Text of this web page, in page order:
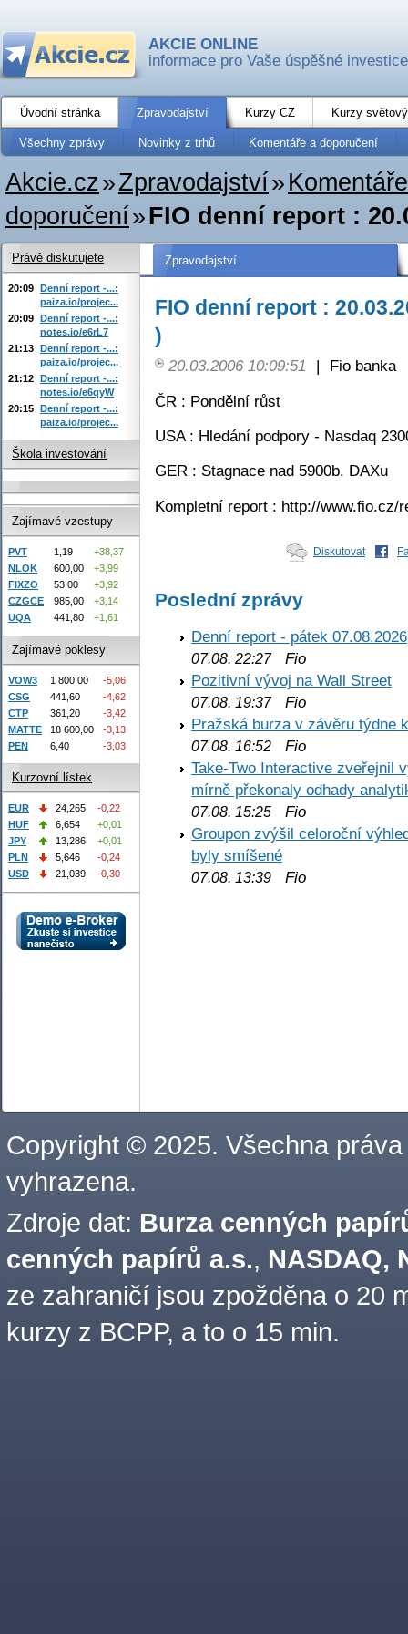
AKCIE ONLINE
informace pro Vaše úspěšné investice
Úvodní stránka Zpravodajství Kurzy CZ Kurzy
Všechny zprávy Novinky z trhů Komentáře a doporučení
Akcie.cz»Zpravodajství»
doporučení»FIO denní report :
Zpravodajství
FIO denní report :
)
20.03.2006 10:09:51 |
Fio banka
ČR : Pondělní růst
USA : Hledání podpory - Nasdaq
GER : Stagnace nad 5900b. DAXu
Kompletní report : http://www.fio.cz/
Diskutovat
Poslední zprávy
Denní report - pátek 07.08.2026
07.08. 22:27Fio
Pozitivní vývoj na Wall Street
07.08. 19:37Fio
Pražská burza v závěru týdne
07.08. 16:52 Fio
Take-Two Interactive zveřejnil
mírně překonaly odhady
07.08. 15:25 Fio
Groupon zvýšil celoroční
byly smíšené
07.08. 13:39 Fio
Právě diskutujete
20:09 Denní report -...:
paiza.io/projec...
20:09 Denní report -...:
notes.io/e6rL7
21:13 Denní report -...:
paiza.io/projec...
21:12 Denní report -...:
notes.io/e6qyW
20:15 Denní report -...:
paiza.io/projec...
Škola investování
Zajímavé vzestupy
PVT 1,19
+38,37
NLOK
600,00
+3,99
FIXZO
53,00
+3,92
CZGCE
985,00
+3,14
UQA
441,80 +1,61
Zajímavé poklesy
VOW3 1 800,00
-5,06
CSG
441,60
-4,62
CTP
361,20
-3,42
MATTE
18 600,00
-3,13
PEN
6,40 -3,03
Kurzovní lístek
EUR 24,265
-0,22
HUF
6,654
+0,01
JPY
13,286
+0,01
PLN
5,646
-0,24
USD
21,039 -0,30
Copyright © 2025. Všechna práva
vyhrazena.
Zdroje dat: Burza cenných
cenných papírů a.s., NASDAQ,
ze zahraničí jsou zpožděna o 20
kurzy z BCPP, a to o 15 min.